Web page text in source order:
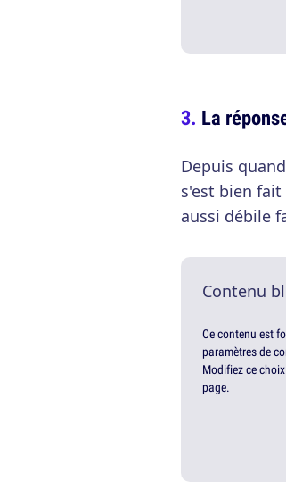
La
Depuis
s'est bien
aussi débile
Contenu
Ce contenu est
paramètres de
Modifiez ce
page.